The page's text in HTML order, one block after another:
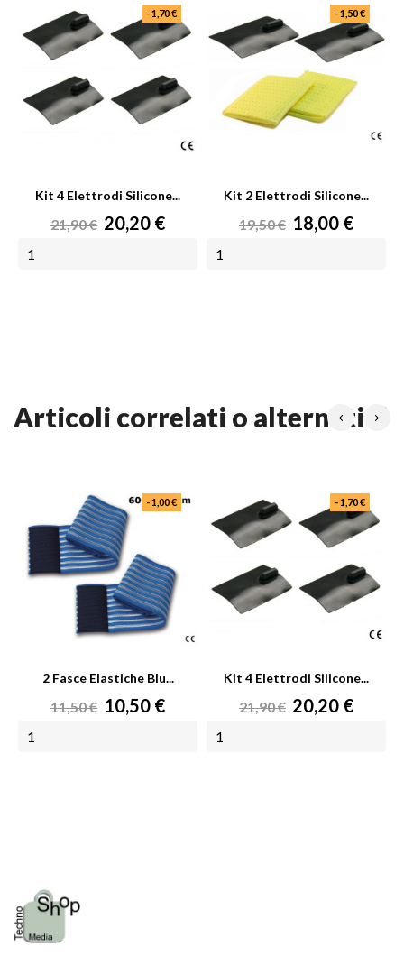
Kit 4 Elettrodi Silicone...
Prezzo
21,90 € Prezzo
20,20 €
- 1,70 €
Kit 2 Elettrodi Silicone...
Prezzo
19,50 € Prezzo
18,00 €
- 1,50 €
articoli correlati o alternativi
2 Fasce Elastiche Blu...
Prezzo
11,50 € Prezzo
10,50 €
- 1,00 €
Kit 4 Elettrodi Silicone...
Prezzo
21,90 € Prezzo
20,20 €
- 1,70 €